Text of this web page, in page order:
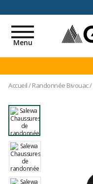
Toggle
navigation
Menu
Accueil/Randonnée Bivouac/